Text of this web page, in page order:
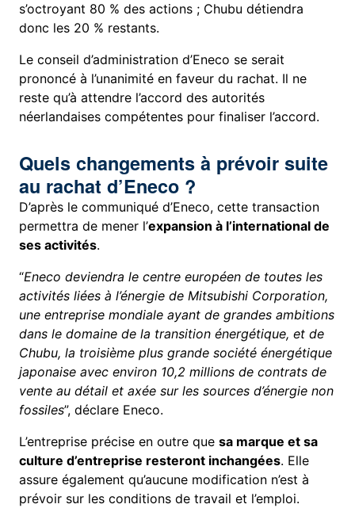
s’octroyant 80 % des actions ; Chubu détiendra
donc les 20 % restants.
Le conseil d’administration d’Eneco se serait
prononcé à l’unanimité en faveur du rachat. Il ne
reste qu’à attendre l’accord des autorités
néerlandaises compétentes pour finaliser l’accord.
Quels changements à prévoir suite
au rachat d’Eneco ?
D’après le communiqué d’Eneco, cette transaction
permettra de mener l’expansion à l’international de
ses activités.
“Eneco deviendra le centre européen de toutes les
activités liées à l’énergie de Mitsubishi Corporation,
une entreprise mondiale ayant de grandes ambitions
dans le domaine de la transition énergétique, et de
Chubu, la troisième plus grande société énergétique
japonaise avec environ 10,2 millions de contrats de
vente au détail et axée sur les sources d’énergie non
fossiles”, déclare Eneco.
L’entreprise précise en outre quesa marque et sa
culture d’entreprise resteront inchangées. Elle
assure également qu’aucune modification n’est à
prévoir sur les conditions de travail et l’emploi.